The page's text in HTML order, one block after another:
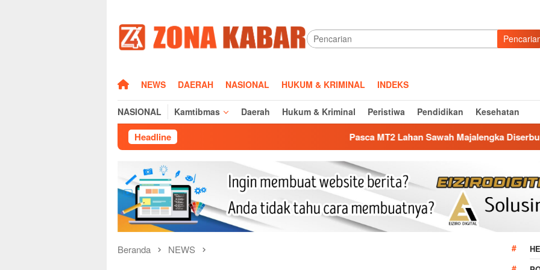
konten
HOMENEWS DAERAH NASIONAL HUKUM & KRIMINAL INDEKS
NASIONAL Kamtibmas Daerah Hukum & Kriminal Peristiwa Pendidikan Kesehatan
Headline Pasca MT2 Lahan Sawah Majalengka Diserbu Petani Bawang
Beranda NEWS